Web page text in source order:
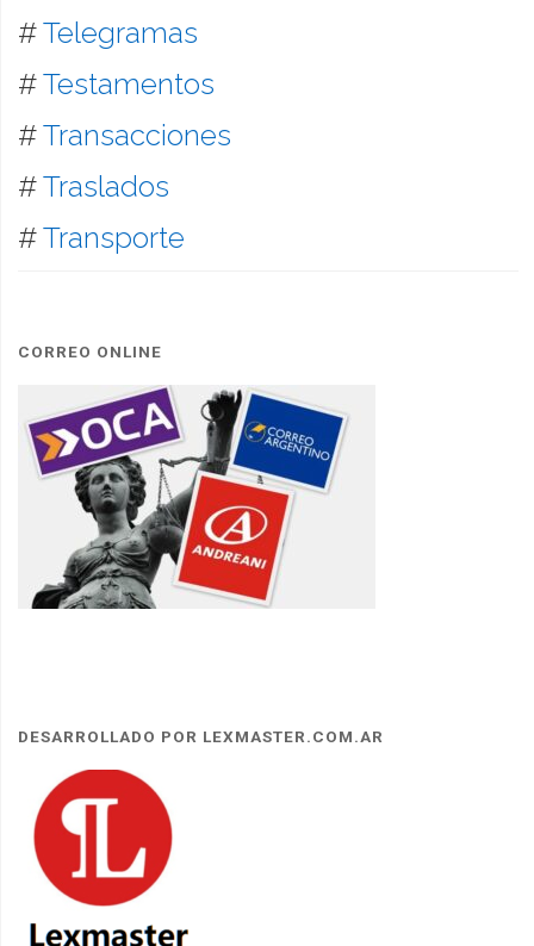
#Telegramas
#Testamentos
#Transacciones
#Traslados
#Transporte
CORREO ONLINE
DESARROLLADO POR LEXMASTER.COM.AR